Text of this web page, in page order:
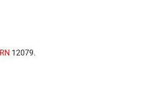
12079.